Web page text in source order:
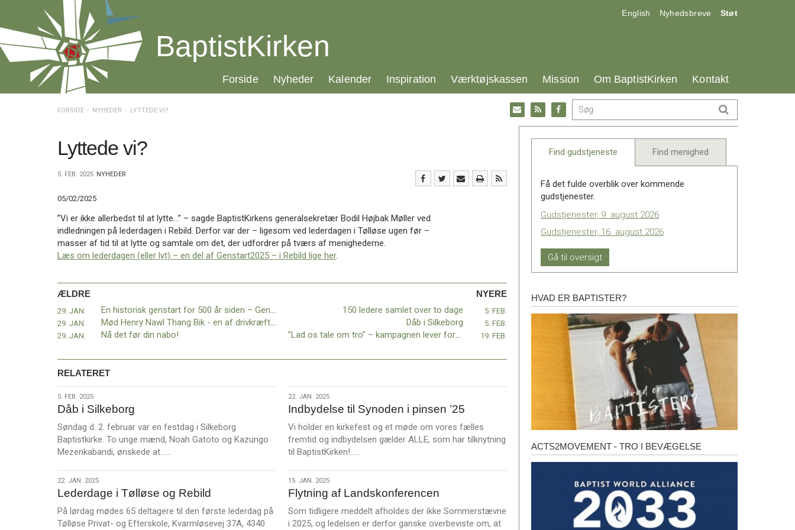
over
og
gå
Vend
tilbage
Værktøjskassen
BaptistKirken
Inspiration
Værktøjskassen
BaptistKirken
17.0:
English 18.0:
Nyhedsbreve 19.0:
Støt
BaptistKirken
20.0:
Forside 21.0:
Nyheder 22.0:
Kalender 23.0:
Inspiration 24.0:
Værktøjskassen 25.0:
Mission 26.0:
Om BaptistKirken 27.0:
Kontakt
FORSIDE NYHEDER LYTTEDE VI?
Gå
til:
Facebook
Gå
til:
RSS
feed
Gå
til:
Email
Lyttede vi?
5. FEB. 2025 NYHEDER
05/02/2025
”Vi er ikke allerbedst til at lytte…” – sagde BaptistKirkens generalsekretær Bodil Højbak Møller ved
indledningen på lederdagen i Rebild. Derfor var der – ligesom ved lederdagen i Tølløse ugen før –
masser af tid til at lytte og samtale om det, der udfordrer på tværs af menighederne.
Læs om lederdagen (eller lyt) – en del af Genstart2025 – i Rebild lige her.
ÆLDRE
29. JAN. En historisk genstart for 500 år siden – Genstart1525
29. JAN. Mød Henry Nawl Thang Bik - en af drivkræfterne i ungdomsarbejdet i Chin Baptist Church, Esbjerg!
29. JAN. Nå det før din nabo!
NYERE
150 ledere samlet over to dage 5. FEB.
Dåb i Silkeborg 5. FEB.
”Lad os tale om tro” – kampagnen lever fortsat på sociale medier 19. FEB.
RELATERET
5.
feb.
2025
5. FEB. 2025
Dåb i Silkeborg
Søndag d. 2. februar var en festdag i Silkeborg
Baptistkirke. To unge mænd, Noah Gatoto og Kazungo
Mezenkabandi, ønskede at……
m
e
r
e
22.
jan.
2025
22. JAN. 2025
Indbydelse til Synoden i pinsen ’25
Vi holder en kirkefest og et møde om vores fælles
fremtid og indbydelsen gælder ALLE, som har tilknytning
til BaptistKirken!……
m
r
e
22.
jan.
2025
22. JAN. 2025
Lederdage i Tølløse og Rebild
På lørdag mødes 65 deltagere til den første lederdag på
Tølløse Privat- og Efterskole, Kvarmløsevej 37A, 4340
15.
jan.
2025
15. JAN. 2025
Flytning af Landskonferencen
Som tidligere meddelt afholdes der ikke Sommerstævne
i 2025, og ledelsen er derfor ganske overbeviste om, at
Find gudstjeneste Find menighed
Få det fulde overblik over kommende
gudstjenester.
Gudstjenester, 9. august 2026
Gudstjenester, 16. august 2026
Gå til oversigt
Hvad
er
baptister?
HVAD ER BAPTISTER?
Acts2Movement
ACTS2MOVEMENT - TRO I BEVÆGELSE